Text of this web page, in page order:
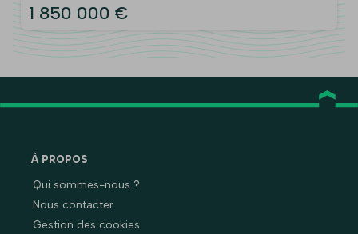
1 850 000 €
À PROPOS
Qui sommes-nous ?
Nous contacter
Gestion des cookies